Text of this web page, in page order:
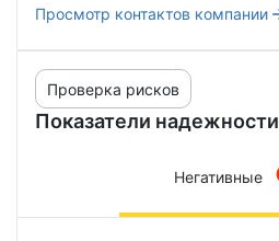
Просмотр контактов компании
Показатели надежности
Проверка рисков
Негативные